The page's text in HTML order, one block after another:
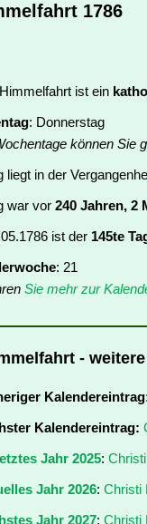
1786
ist ein
: Donnerstag
können Sie
liegt in der
war vor 240 Jahren, 2
ist der 145te
: 21
Sie mehr zur
-
Kalendereintrag:
Jahr 2025:
Jahr 2026: Christi
Jahr 2027: Christi